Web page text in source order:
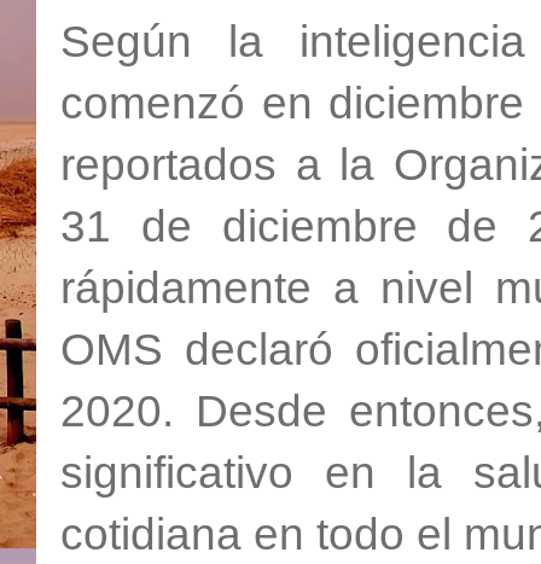
Según la
comenzó en
reportados a la
31 de diciembre de
rápidamente a nivel
OMS declaró
2020. Desde
significativo en la
cotidiana en todo el